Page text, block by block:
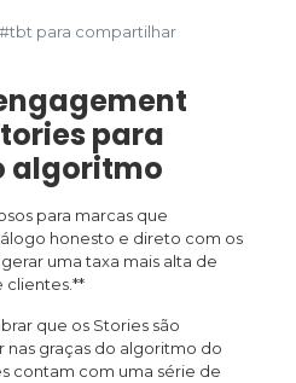
para compartilhar
para
algoritmo
para marcas que
honesto e direto com os
uma taxa mais alta de
que os Stories são
nas graças do algoritmo do
contam com uma série de